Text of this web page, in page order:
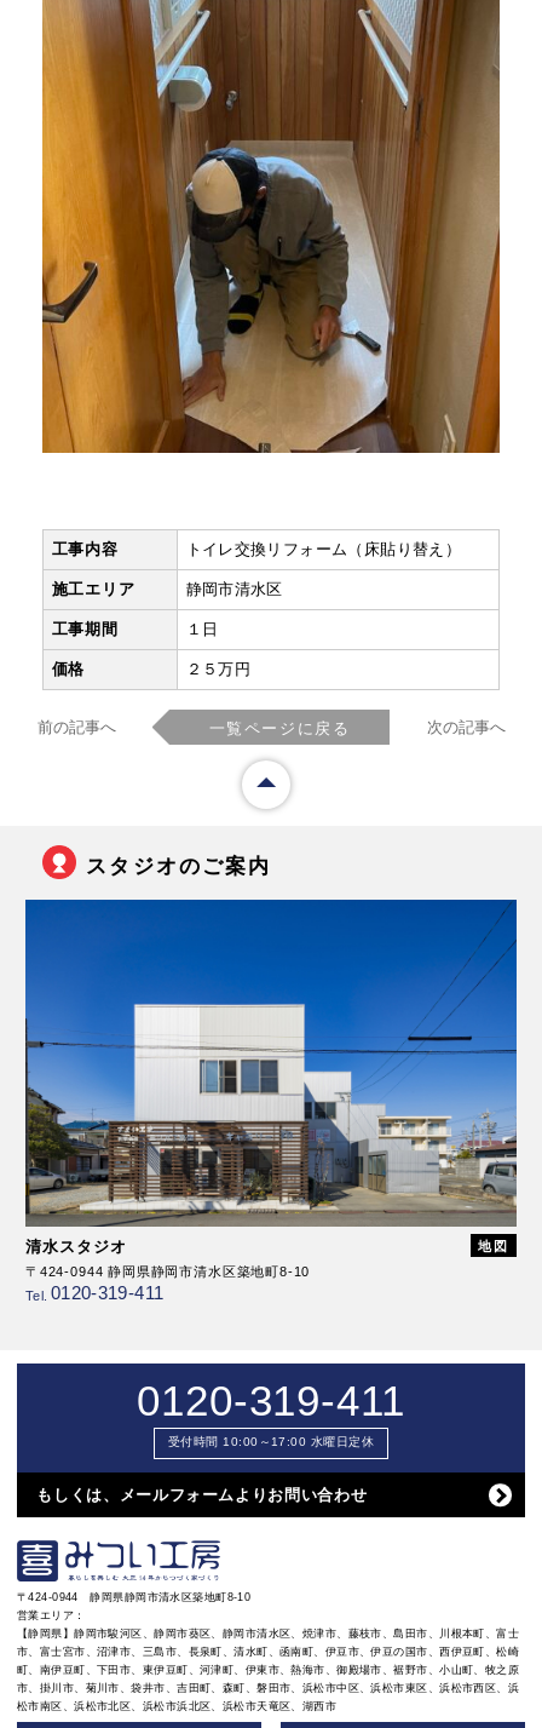
工事内容 トイレ交換リフォーム（床貼り替え）
施工エリア 静岡市清水区
工事期間 １日
価格 ２５万円
前の記事へ 一覧ページに戻る 次の記事へ
スタジオのご案内
清水スタジオ
地図
〒424-0944 静岡県静岡市清水区築地町8-10
Tel. 0120-319-411
0120-319-411
受付時間 10:00～17:00 水曜日定休
もしくは、メールフォームよりお問い合わせ
〒424-0944 静岡県静岡市清水区築地町8-10
営業エリア：
【静岡県】静岡市駿河区、静岡市葵区、静岡市清水区、焼津市、藤枝市、島田市、川根本町、富士
市、富士宮市、沼津市、三島市、長泉町、清水町、函南町、伊豆市、伊豆の国市、西伊豆町、松崎
町、南伊豆町、下田市、東伊豆町、河津町、伊東市、熱海市、御殿場市、裾野市、小山町、牧之原
市、掛川市、菊川市、袋井市、吉田町、森町、磐田市、浜松市中区、浜松市東区、浜松市西区、浜
松市南区、浜松市北区、浜松市浜北区、浜松市天竜区、湖西市